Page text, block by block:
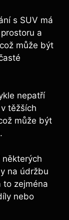
s SUV má
a
může být
nepatří
těžších
může být
některých
na údržbu
to zejména
nebo